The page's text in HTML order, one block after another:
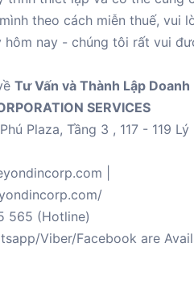
theo cách miễn thuế, vui
hôm nay - chúng tôi rất vui
Tư Vấn và Thành Lập
SERVICES
Plaza, Tầng 3 , 117 - 119
|
565 (Hotline)
Viber/Facebook are